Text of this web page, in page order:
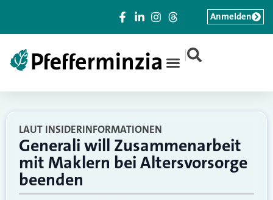
|
Anmelden
LAUT INSIDERINFORMATIONEN
Generali will Zusammenarbeit
mit Maklern bei Altersvorsorge
beenden